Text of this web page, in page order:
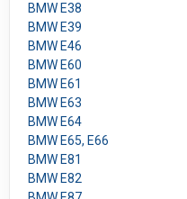
BMW E38
BMW E39
BMW E46
BMW E60
BMW E61
BMW E63
BMW E64
BMW E65, E66
BMW E81
BMW E82